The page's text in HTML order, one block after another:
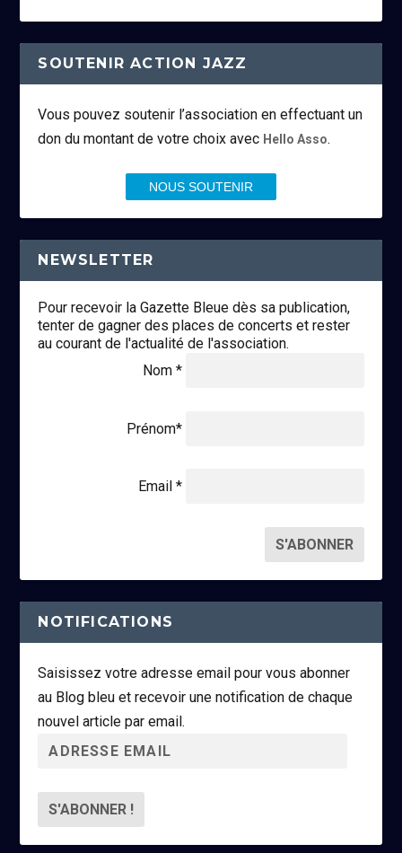
SOUTENIR ACTION JAZZ
Vous pouvez soutenir l’association en effectuant un
don du montant de votre choix avec Hello Asso.
NOUS SOUTENIR
NEWSLETTER
Pour recevoir la Gazette Bleue dès sa publication,
tenter de gagner des places de concerts et rester
au courant de l'actualité de l'association.
Nom *
Prénom*
Email *
NOTIFICATIONS
Saisissez votre adresse email pour vous abonner
au Blog bleu et recevoir une notification de chaque
nouvel article par email.
r
s